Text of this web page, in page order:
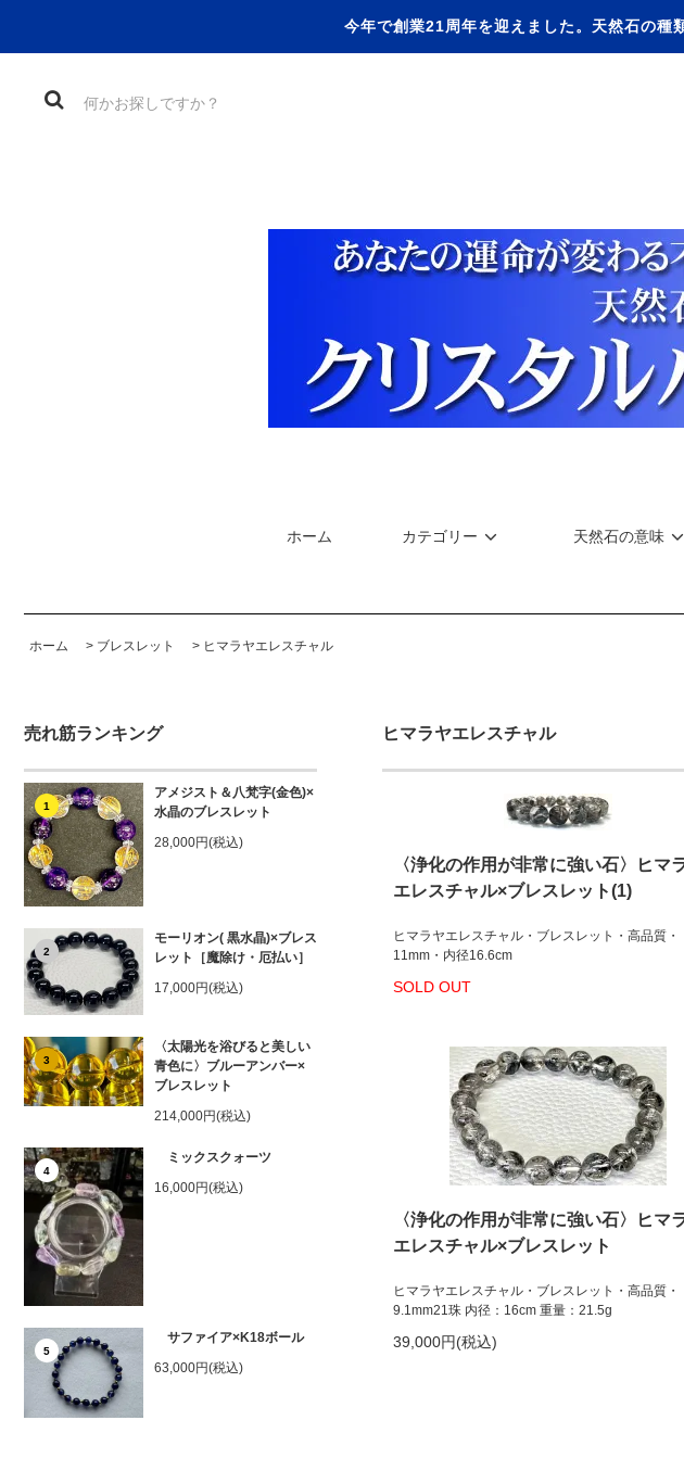
今年で創業21周年を迎えました。天然石の種
ホーム カテゴリー 天然石の意味
ホーム > ブレスレット > ヒマラヤエレスチャル
売れ筋ランキング
1
アメジスト＆八梵字(金色)×
水晶のブレスレット
28,000円(税込)
2
モーリオン( 黒水晶)×ブレス
レット［魔除け・厄払い］
17,000円(税込)
3
〈太陽光を浴びると美しい
青色に〉ブルーアンバー×
ブレスレット
214,000円(税込)
4
ミックスクォーツ
16,000円(税込)
5
サファイア×K18ボール
63,000円(税込)
ヒマラヤエレスチャル
〈浄化の作用が非常に強い石〉ヒマ
エレスチャル×ブレスレット(1)
ヒマラヤエレスチャル・ブレスレット・高品質・
11mm・内径16.6cm
SOLD OUT
〈浄化の作用が非常に強い石〉ヒマ
エレスチャル×ブレスレット
ヒマラヤエレスチャル・ブレスレット・高品質・
9.1mm21珠 内径：16cm 重量：21.5g
39,000円(税込)